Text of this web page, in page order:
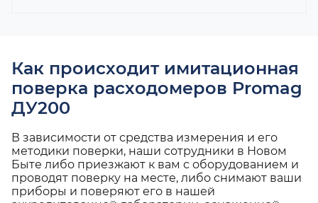
Как происходит имитационная
поверка расходомеров Promag
ДУ200
В зависимости от средства измерения и его
методики поверки, наши сотрудники в Новом
Быте либо приезжают к вам с оборудованием и
проводят поверку на месте, либо снимают ваши
приборы и поверяют его в нашей